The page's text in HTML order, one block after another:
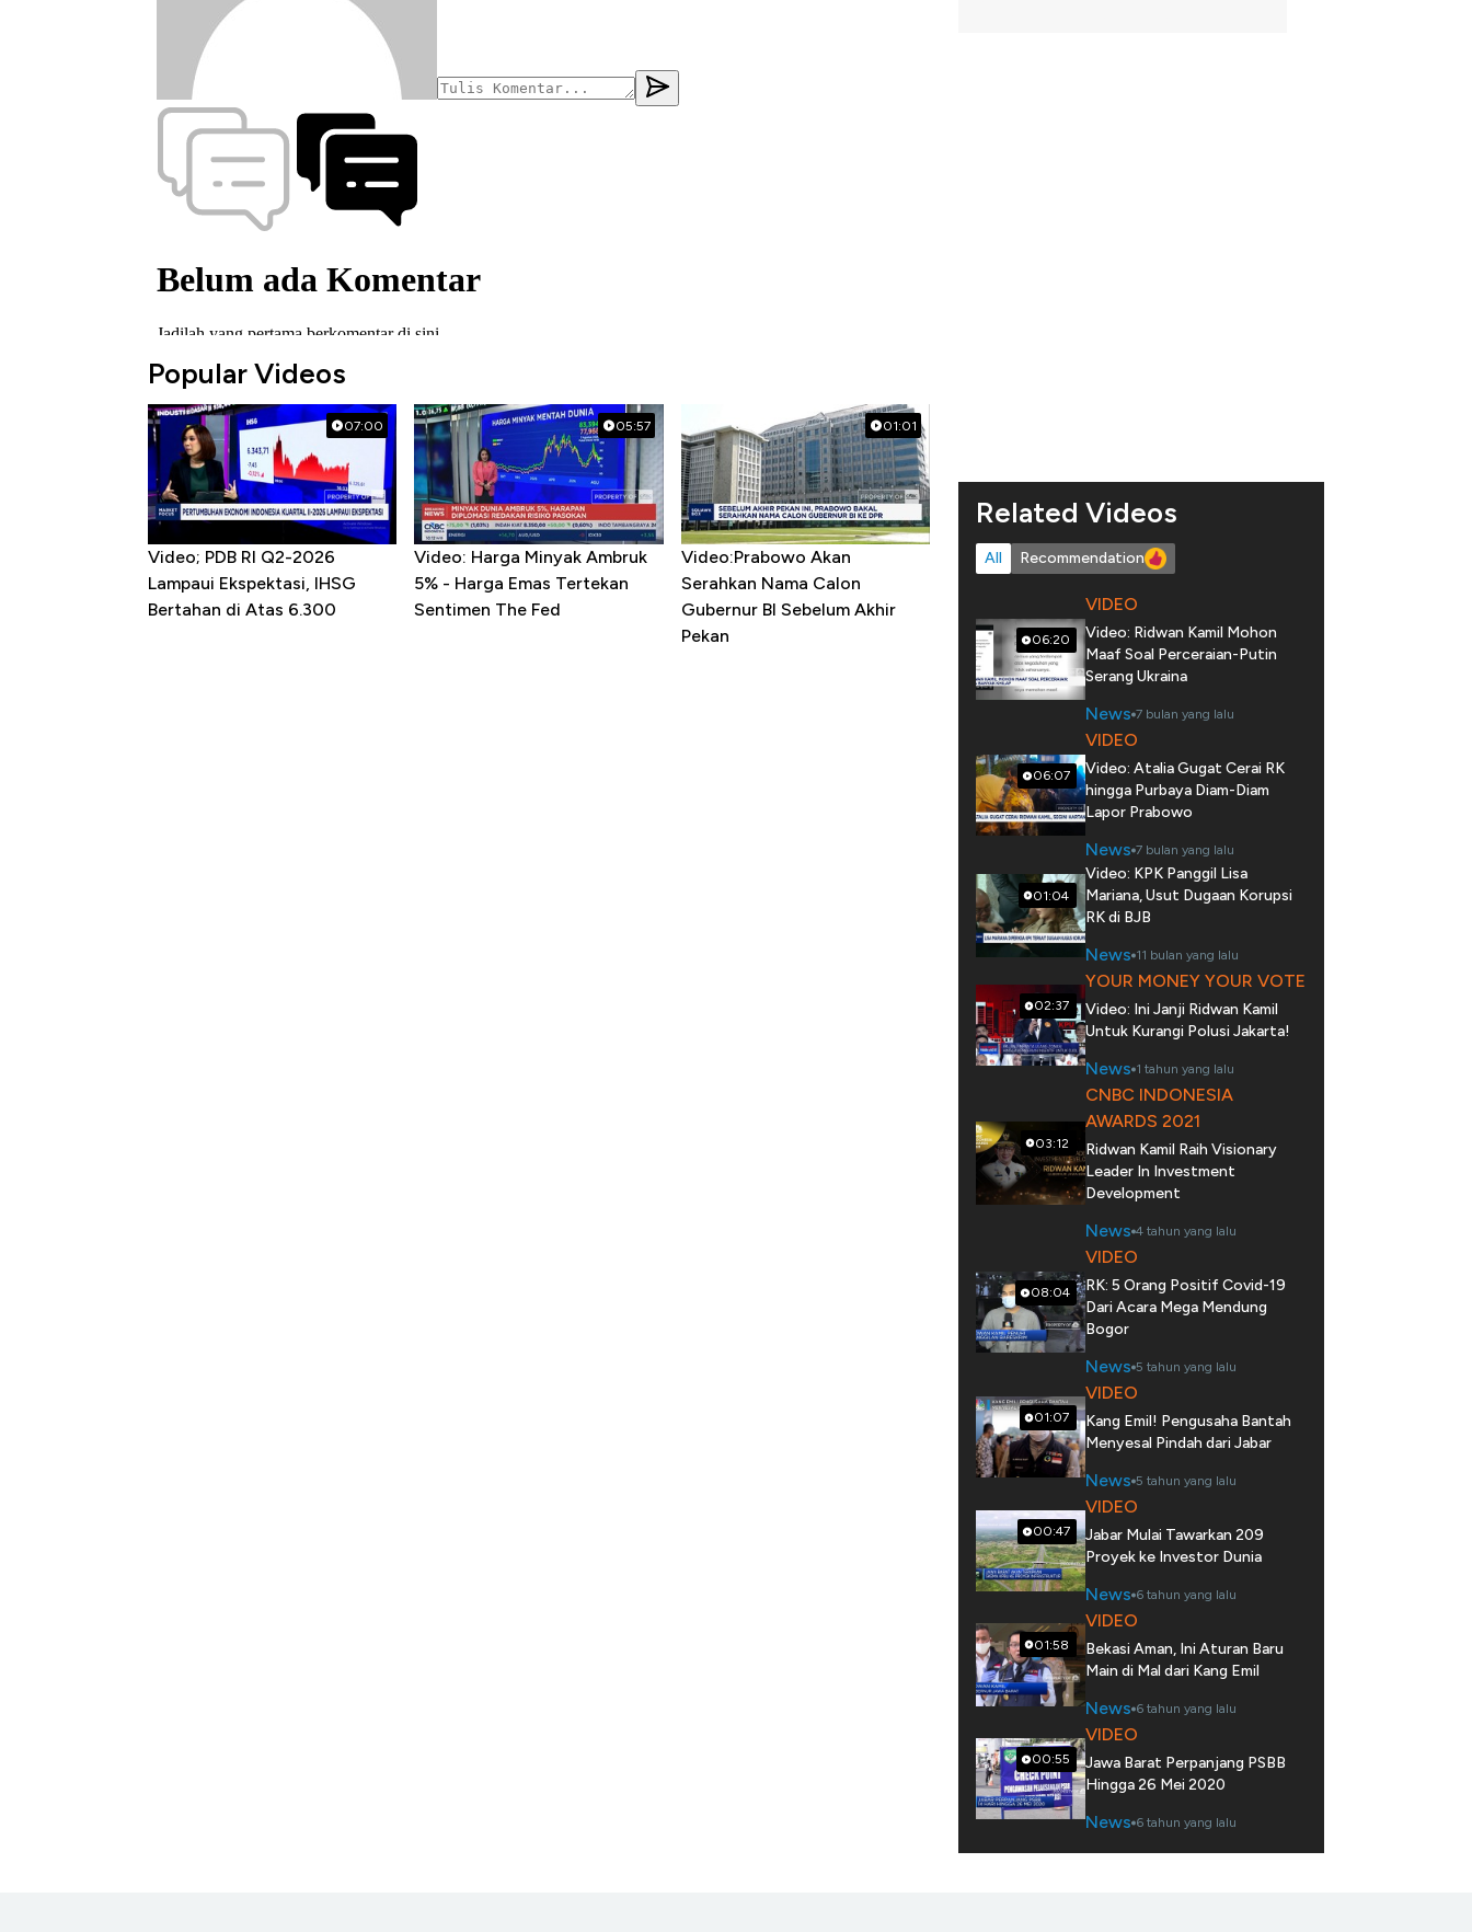
Popular Videos
07:00
Video; PDB RI Q2-2026
Lampaui Ekspektasi, IHSG
Bertahan di Atas 6.300
05:57
Video: Harga Minyak Ambruk
5% - Harga Emas Tertekan
Sentimen The Fed
01:01
Video:Prabowo Akan
Serahkan Nama Calon
Gubernur BI Sebelum Akhir
Pekan
Related Videos
All Recommendation
06:20
VIDEO
Video: Ridwan Kamil Mohon
Maaf Soal Perceraian-Putin
Serang Ukraina
News 7 bulan yang lalu
06:07
VIDEO
Video: Atalia Gugat Cerai RK
hingga Purbaya Diam-Diam
Lapor Prabowo
News 7 bulan yang lalu
01:04
Video: KPK Panggil Lisa
Mariana, Usut Dugaan Korupsi
RK di BJB
News 11 bulan yang lalu
02:37
YOUR MONEY YOUR VOTE
Video: Ini Janji Ridwan Kamil
Untuk Kurangi Polusi Jakarta!
News 1 tahun yang lalu
03:12
CNBC INDONESIA
AWARDS 2021
Ridwan Kamil Raih Visionary
Leader In Investment
Development
News 4 tahun yang lalu
08:04
VIDEO
RK: 5 Orang Positif Covid-19
Dari Acara Mega Mendung
Bogor
News 5 tahun yang lalu
01:07
VIDEO
Kang Emil! Pengusaha Bantah
Menyesal Pindah dari Jabar
News 5 tahun yang lalu
00:47
VIDEO
Jabar Mulai Tawarkan 209
Proyek ke Investor Dunia
News 6 tahun yang lalu
01:58
VIDEO
Bekasi Aman, Ini Aturan Baru
Main di Mal dari Kang Emil
News 6 tahun yang lalu
00:55
VIDEO
Jawa Barat Perpanjang PSBB
Hingga 26 Mei 2020
News 6 tahun yang lalu